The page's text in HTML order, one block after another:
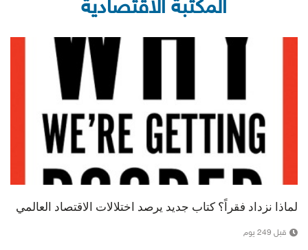
المكتبة الاقتصادية
لماذا نزداد فقراً؟ كتاب جديد يرصد اختلالات الاقتصاد العالمي
قبل 249 يوم